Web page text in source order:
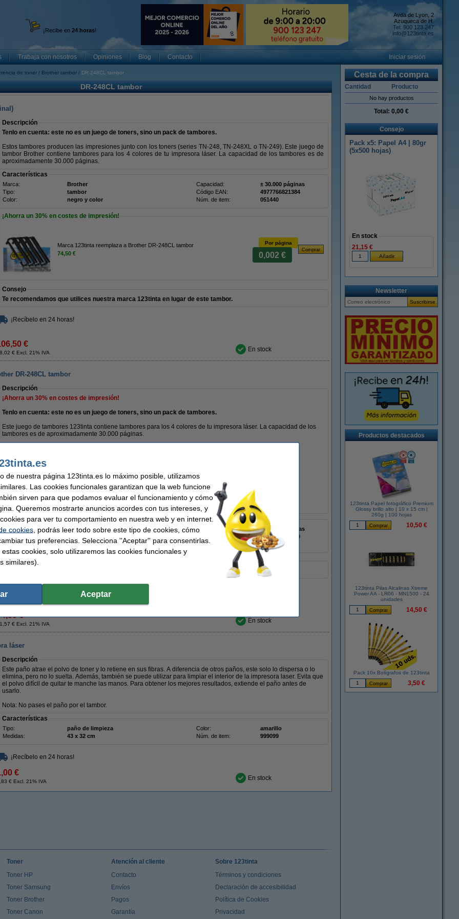
¡Recibe en 24 horas!
Avda de Lyon, 2
Azuqueca de H.
Tel: 900 123 247
info@123tinta.es
Trabaja con nosotros Opiniones Blog Contacto Iniciar sesión
de toner Brother tambor DR-248CL tambor
DR-248CL tambor
Descripción
Tenlo en cuenta: este no es un juego de toners, sino un pack de tambores.
Estos tambores producen las impresiones junto con los toners (series TN-248, TN-248XL o TN-249). Este juego de
tambor Brother contiene tambores para los 4 colores de tu impresora láser. La capacidad de los tambores es de
aproximadamente 30.000 páginas.
Características
Marca: Brother Capacidad:
± 30.000 páginas
Tipo:
tambor Código EAN:
4977766821384
Color:
negro y color Núm. de item: 051440
¡Ahorra un 30% en costes de impresión!
Marca 123tinta reemplaza a Brother DR-248CL tambor
74,50 €
Por página
0,002 €
Consejo
Te recomendamos que utilices nuestra marca 123tinta en lugar de este tambor.
¡Recíbelo en 24 horas!
€
€ Excl. 21% IVA En stock
DR-248CL tambor
Descripción
¡Ahorra un 30% en costes de impresión!
Tenlo en cuenta: este no es un juego de toners, sino un pack de tambores.
Este juego de tambores 123tinta contiene tambores para los 4 colores de tu impresora láser. La capacidad de los
tambores es de aproximadamente 30.000 páginas.
Nota: ¡Esto no es un toner, sino un tambor!
Este tambor produce impresiones junto con los toner (series TN-248, TN-248XL o TN-249).
Artículo 100% garantizado.
Características
Marca: 123tinta Capacidad:
± 30.000 páginas
Código EAN:
8718237116099
Color:
negro y color Núm. de item: 051441
Consejo
Te recomendamos que utilices este tambor (marca 123tinta) en lugar de la versión de Brother.
€
€ Excl. 21% IVA En stock
láser
Descripción
Este paño atrae el polvo de toner y lo retiene en sus fibras. A diferencia de otros paños, este solo lo dispersa o lo
elimina, pero no lo suelta. Además, también se puede utilizar para limpiar el interior de la impresora laser. Evita que
el polvo difícil de quitar te manche las manos. Para obtener los mejores resultados, extiende el paño antes de
usarlo.
Nota: No pases el paño por el tambor.
Características
Tipo: paño de limpieza Color:
amarillo
Medidas:
43 x 32 cm Núm. de item: 999099
¡Recíbelo en 24 horas!
€
€ Excl. 21% IVA En stock
Cesta de la compra
Cantidad Producto
No hay productos
Total: 0,00 €
Consejo
Pack x5: Papel A4 | 80gr
(5x500 hojas)
En stock
21,15 €
Newsletter
Productos destacados
123tinta Papel fotográfico Premium
Glossy brillo alto | 10 x 15 cm |
260g | 100 hojas
10,50 €
123tinta Pilas Alcalinas Xtreme
Power AA - LR06 - MN1500 - 24
unidades
14,50 €
Pack 10x Bolígrafos de 123tinta
3,50 €
Toner
Toner HP
Toner Samsung
Toner Brother
Toner Canon
Atención al cliente
Contacto
Envíos
Pagos
Garantía
Sobre 123tinta
Términos y condiciones
Declaración de accesibilidad
Política de Cookies
Privacidad
de nuestra página 123tinta.es lo máximo posible, utilizamos
Las cookies funcionales garantizan que la web funcione
sirven para que podamos evaluar el funcionamiento y cómo
Queremos mostrarte anuncios acordes con tus intereses, y
para ver tu comportamiento en nuestra web y en internet.
cookies, podrás leer todo sobre este tipo de cookies, cómo
tus preferencias. Selecciona ''Aceptar'' para consentirlas.
cookies, solo utilizaremos las cookies funcionales y
similares).
Aceptar